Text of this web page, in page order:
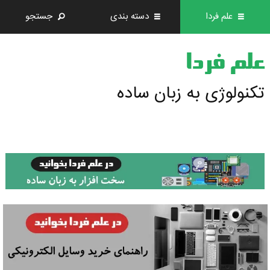
علم فردا دسته بندی جستجو
علم فردا
تکنولوژی به زبان ساده